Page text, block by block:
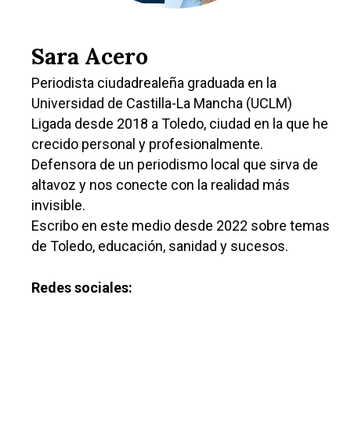
Sara Acero
Periodista ciudadrealeña graduada en la
Universidad de Castilla-La Mancha (UCLM)
Ligada desde 2018 a Toledo, ciudad en la que he
crecido personal y profesionalmente.
Defensora de un periodismo local que sirva de
altavoz y nos conecte con la realidad más
invisible.
Escribo en este medio desde 2022 sobre temas
de Toledo, educación, sanidad y sucesos.
Redes sociales:
Planeta Rural
Especiales
Política
Galerías